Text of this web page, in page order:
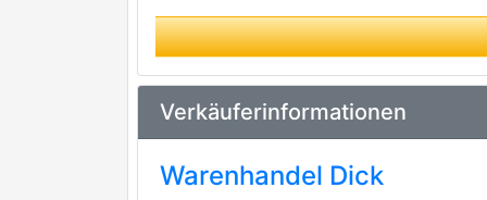
TEXTAR premium Marke
ATE premium Marke
FERODO premium Marke
TRISCAN premium Marke
APEC
Verkäuferinformationen
Warenhandel Dick